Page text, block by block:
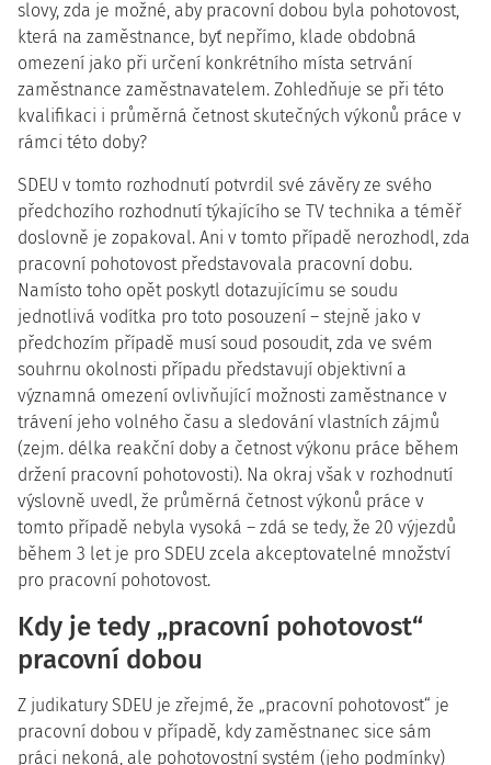
slovy, zda je možné, aby pracovní dobou byla pohotovost,
která na zaměstnance, byť nepřímo, klade obdobná
omezení jako při určení konkrétního místa setrvání
zaměstnance zaměstnavatelem. Zohledňuje se při této
kvalifikaci i průměrná četnost skutečných výkonů práce v
rámci této doby?
SDEU v tomto rozhodnutí potvrdil své závěry ze svého
předchozího rozhodnutí týkajícího se TV technika a téměř
doslovně je zopakoval. Ani v tomto případě nerozhodl, zda
pracovní pohotovost představovala pracovní dobu.
Namísto toho opět poskytl dotazujícímu se soudu
jednotlivá vodítka pro toto posouzení – stejně jako v
předchozím případě musí soud posoudit, zda ve svém
souhrnu okolnosti případu představují objektivní a
významná omezení ovlivňující možnosti zaměstnance v
trávení jeho volného času a sledování vlastních zájmů
(zejm. délka reakční doby a četnost výkonu práce během
držení pracovní pohotovosti). Na okraj však v rozhodnutí
výslovně uvedl, že průměrná četnost výkonů práce v
tomto případě nebyla vysoká – zdá se tedy, že 20 výjezdů
během 3 let je pro SDEU zcela akceptovatelné množství
pro pracovní pohotovost.
Kdy je tedy „pracovní pohotovost“
pracovní dobou
Z judikatury SDEU je zřejmé, že „pracovní pohotovost“ je
pracovní dobou v případě, kdy zaměstnanec sice sám
práci nekoná, ale pohotovostní systém (jeho podmínky)